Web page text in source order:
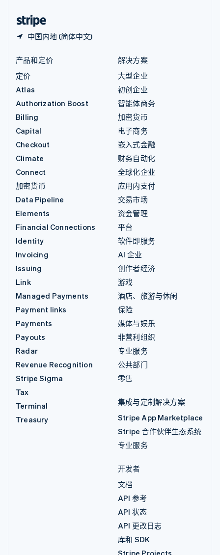
中国内地 (简体中文)
产品和定价
定价
Atlas
Authorization Boost
Billing
Capital
Checkout
Climate
Connect
加密货币
Data Pipeline
Elements
Financial Connections
Identity
Invoicing
Issuing
Link
Managed Payments
Payment links
Payments
Payouts
Radar
Revenue Recognition
Stripe Sigma
Tax
Terminal
Treasury
解决方案
大型企业
初创企业
智能体商务
加密货币
电子商务
嵌入式金融
财务自动化
全球化企业
应用内支付
交易市场
资金管理
平台
软件即服务
AI 企业
创作者经济
游戏
酒店、旅游与休闲
保险
媒体与娱乐
非营利组织
专业服务
公共部门
零售
集成与定制解决方案
Stripe App Marketplace
Stripe 合作伙伴生态系统
专业服务
开发者
文档
API 参考
API 状态
API 更改日志
库和 SDK
Stripe Projects